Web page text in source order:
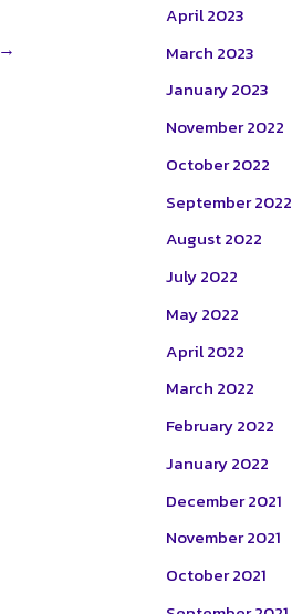
→
April 2023
March 2023
January 2023
November 2022
October 2022
September 2022
August 2022
July 2022
May 2022
April 2022
March 2022
February 2022
January 2022
December 2021
November 2021
October 2021